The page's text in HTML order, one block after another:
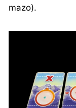
mazo).